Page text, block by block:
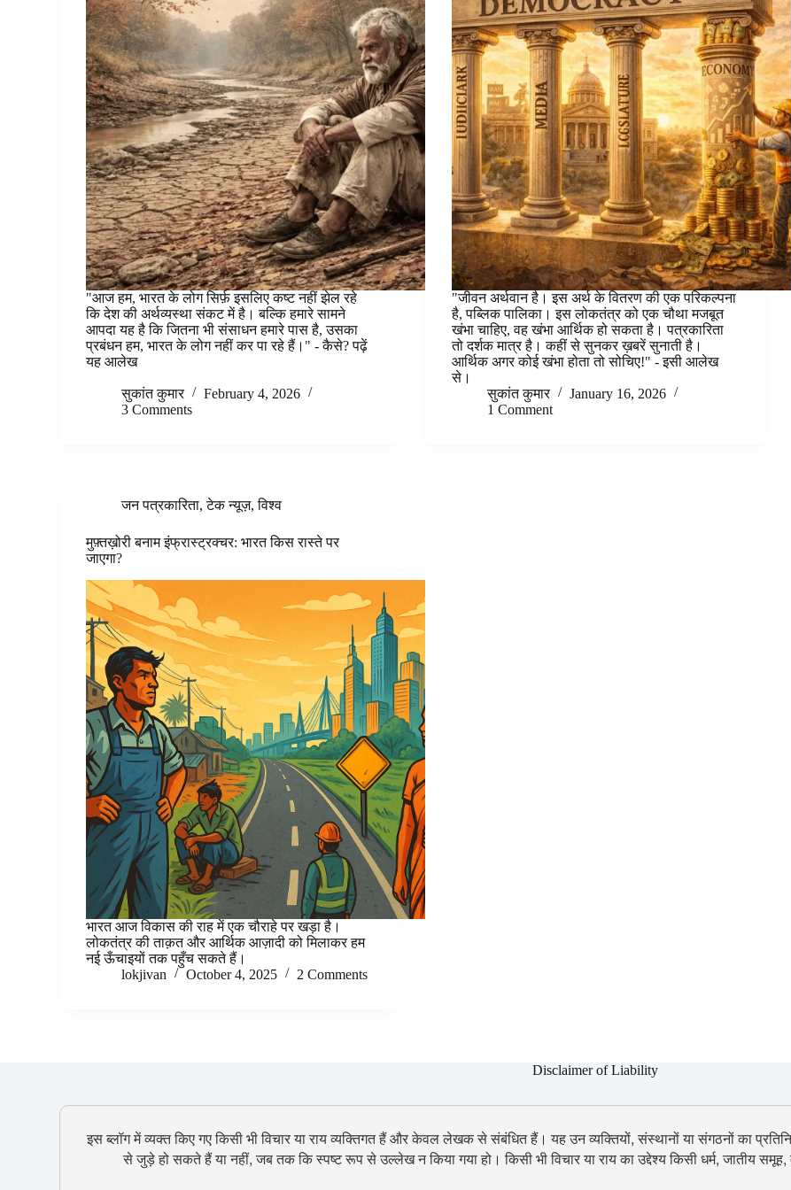
"आज हम, भारत के लोग सिर्फ़ इसलिए कष्ट नहीं झेल रहे
कि देश की अर्थव्यस्था संकट में है। बल्कि हमारे सामने
आपदा यह है कि जितना भी संसाधन हमारे पास है, उसका
प्रबंधन हम, भारत के लोग नहीं कर पा रहे हैं।" - कैसे? पढ़ें
यह आलेख
सुकांत कुमार
February 4, 2026
3 Comments
"जीवन अर्थवान है। इस अर्थ के वितरण की एक परिकल्पना
है, पब्लिक पालिका। इस लोकतंत्र को एक चौथा मजबूत
खंभा चाहिए, वह खंभा आर्थिक हो सकता है। पत्रकारिता
तो दर्शक मात्र है। कहीं से सुनकर ख़बरें सुनाती है।
आर्थिक अगर कोई खंभा होता तो सोचिए!" - इसी आलेख
से।
सुकांत कुमार
January 16, 2026
1 Comment
जन पत्रकारिता,टेक न्यूज़,विश्व
मुफ़्तख़ोरी बनाम इंफ्रास्ट्रक्चर: भारत किस रास्ते पर
जाएगा?
भारत आज विकास की राह में एक चौराहे पर खड़ा है।
लोकतंत्र की ताक़त और आर्थिक आज़ादी को मिलाकर हम
नई ऊँचाइयों तक पहुँच सकते हैं।
lokjivan
October 4, 2025 2 Comments
Disclaimer of Liability
इस ब्लॉग में व्यक्त किए गए किसी भी विचार या राय व्यक्तिगत हैं और केवल लेखक से संबंधित हैं। यह उन व्यक्तियों, संस्थानों या संगठनों का
से जुड़े हो सकते हैं या नहीं, जब तक कि स्पष्ट रूप से उल्लेख न किया गया हो। किसी भी विचार या राय का उद्देश्य किसी धर्म, जातीय